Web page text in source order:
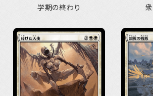
学期の終わり